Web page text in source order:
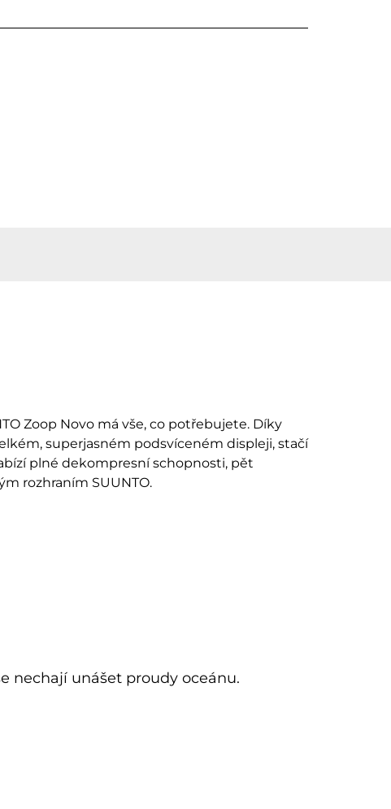
Zoop Novo má vše, co potřebujete. Díky
superjasném podsvíceném displeji, stačí
plné dekompresní schopnosti, pět
rozhraním SUUNTO.
nechají unášet proudy oceánu.